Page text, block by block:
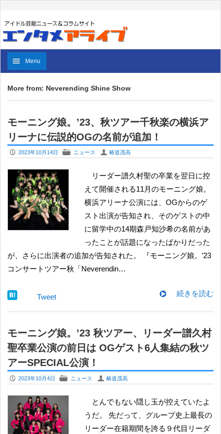
Menu
More from: Neverending Shine Show
モーニング娘。’23、秋ツアー千秋楽の横浜ア
リーナに伝説的OGの名前が追加！
P 2023年10月14日 F ニュース U 椿道茂高
リーダー譜久村聖の卒業を翌日に控
えて開催される11月のモーニング娘。
横浜アリーナ公演には、OGからのゲ
スト出演が告知され、そのゲストの中
に留学中の14期森戸知沙希の名前があ
ったことが話題になったばかりだった
が、さらに出演者の追加が告知された。 『モーニング娘。’23
コンサートツアー秋「Neverendin…
続きを読む
Tweet
モーニング娘。’23 秋ツアー、リーダー譜久村
聖卒業公演の前日は OGゲスト6人集結の秋ツ
アーSPECIAL公演！
P 2023年10月4日 F ニュース U 椿道茂高
とんでもない隠し玉が控えていたよ
うだ。 先だって、グループ史上最長の
リーダー在籍期間を誇る９代目リーダ